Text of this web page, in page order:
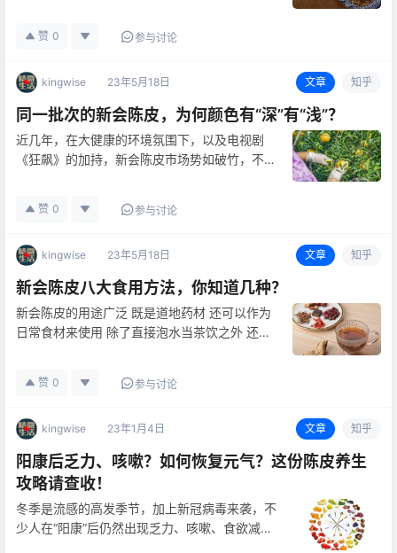
当，珍藏的陈皮就有可能出现烧皮、霉变、虫蛀
赞 0 参与讨论
kingwise 23年5月18日 文章 知乎
同一批次的新会陈皮，为何颜色有“深”有“浅”？
近几年，在大健康的环境氛围下，以及电视剧
《狂飙》的加持，新会陈皮市场势如破竹，不断
惑。 其实，这是一个正常现象。从一颗柑果变
赞 0 参与讨论
kingwise 23年5月18日 文章 知乎
新会陈皮八大食用方法，你知道几种？
新会陈皮的用途广泛 既是道地药材 还可以作为
日常食材来使用 除了直接泡水当茶饮之外 还可
然后将其收集起来，像盐、白糖一样的调味品，
赞 0 参与讨论
kingwise 23年1月4日 文章 知乎
阳康后乏力、咳嗽？如何恢复元气？这份陈皮养生
攻略请查收！
冬季是流感的高发季节，加上新冠病毒来袭，不
少人在“阳康”后仍然出现乏力、咳嗽、食欲减退